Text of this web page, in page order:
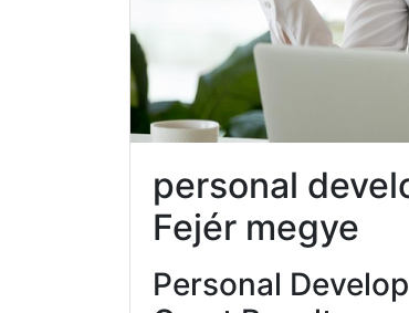
personal
Fejér megye
Personal